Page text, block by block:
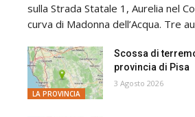
sulla Strada Statale 1, Aurelia nel
curva di Madonna dell’Acqua. Tre
LA PROVINCIA
Scossa di
provincia di Pisa
3 Agosto 2026